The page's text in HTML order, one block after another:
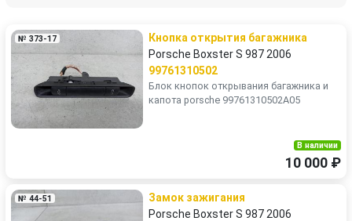
№ 373-17
Кнопка открытия багажника
Porsche Boxster S 987 2006
99761310502
Блок кнопок открывания багажника и
капота porsche 99761310502A05
В наличии
10 000 ₽
№ 44-51
Замок зажигания
Porsche Boxster S 987 2006